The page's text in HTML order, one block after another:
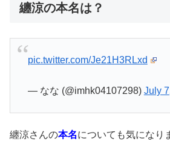
纏涼の本名は？
pic.twitter.com/Je21H3RLxd
— なな (@imhk04107298) July
纏涼さんの本名についても気になり